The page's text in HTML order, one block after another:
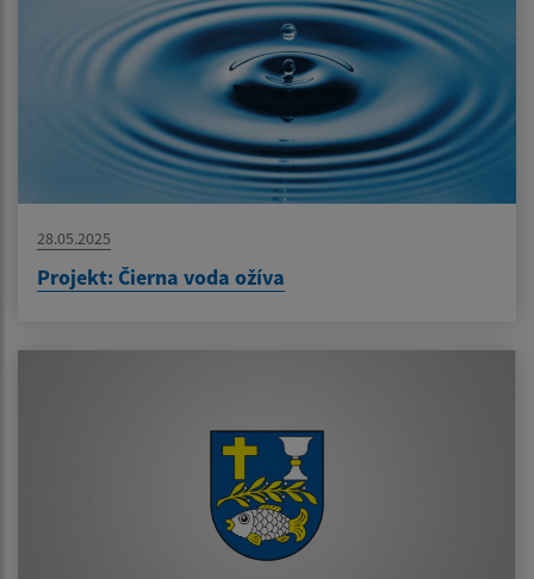
28.05.2025
Projekt: Čierna voda ožíva